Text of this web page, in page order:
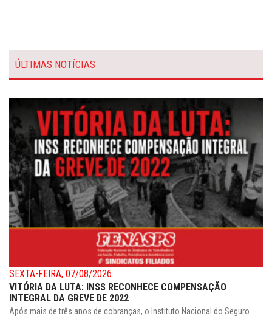
ÚLTIMAS NOTÍCIAS
SEXTA-FEIRA, 07/08/2026
VITÓRIA DA LUTA: INSS RECONHECE COMPENSAÇÃO
INTEGRAL DA GREVE DE 2022
Após mais de três anos de cobranças, o Instituto Nacional do Seguro